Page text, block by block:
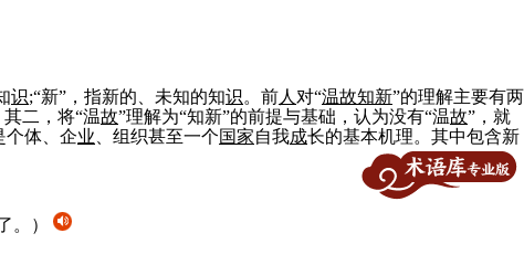
识;“新”，指新的、未知的知识。前人 对“温故知新”的理解主要有两
二，将“温故”理解为“知新”的前提与基础，认为没有“温故”，就
个体、企业 、组织甚至一个国家自我成长的基本机理。其中包含新
。）